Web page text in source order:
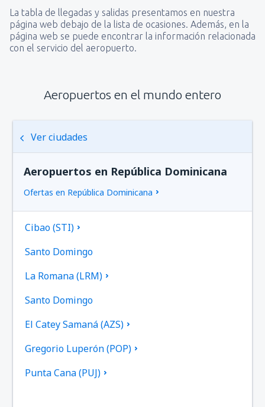
La tabla de llegadas y salidas presentamos en nuestra
página web debajo de la lista de ocasiones. Además, en la
página web se puede encontrar la información relacionada
con el servicio del aeropuerto.
Aeropuertos en el mundo entero
Ver ciudades
Aeropuertos en República Dominicana
Ofertas en República Dominicana
Cibao (STI)
Santo Domingo
La Romana (LRM)
Santo Domingo
El Catey Samaná (AZS)
Gregorio Luperón (POP)
Punta Cana (PUJ)